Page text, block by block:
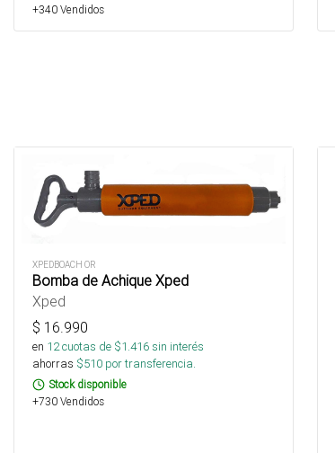
+340 Vendidos
XPEDBOACH OR
Bomba de Achique Xped
Xped
$ 16.990
en 12cuotas de $1.416sin interés
ahorras $510 por transferencia.
Stock disponible
+730 Vendidos